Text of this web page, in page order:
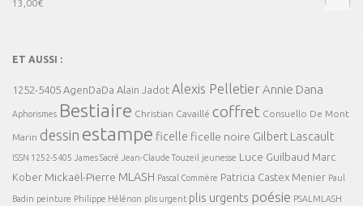
13,00€
ET AUSSI :
1252-5405 AgenDaDa Alain Jadot Alexis PelletierAnnie Dana
Aphorismes Bestiaire Christian Cavaillé coffret Consuello De Mont
Marin dessin estampe ficelle ficelle noire Gilbert Lascault
ISSN 1252-5405 James Sacré Jean-Claude Touzeil jeunesse Luce Guilbaud Marc
Kober Mickaël-Pierre MLASH Pascal Commère Patricia Castex Menier Paul
Badin peinture Philippe Hélénon plis urgent plis urgents poésie PSALMLASH